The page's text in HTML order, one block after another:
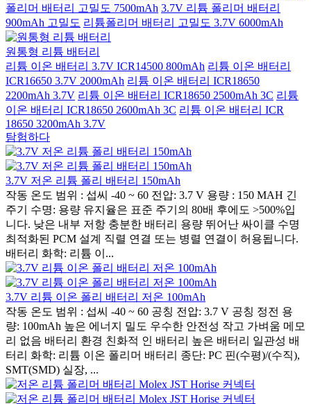
폴리머 배터리 고밀도 7500mAh 3.7V 리튬 폴리머 배터리
900mAh 고밀도 리튬폴리머 배터리 고밀도 3.7V 6000mAh
원통형 리튬 배터리
리튬 이온 배터리 3.7V ICR14500 800mAh 리튬 이온 배터리
ICR16650 3.7V 2000mAh 리튬 이온 배터리 ICR18650
2200mAh 3.7V 리튬 이온 배터리 ICR18650 2500mAh 3C 리튬
이온 배터리 ICR18650 2600mAh 3C 리튬 이온 배터리 ICR
18650 3200mAh 3.7V
탐험하다
3.7V 저온 리튬 폴리 배터리 150mAh
작동 온도 범위 : 섭씨 -40 ~ 60 전압: 3.7 V 용량 : 150 MAH 긴
주기 수명: 용량 유지율은 표준 주기의 80배 후에도 >500%입
니다. 낮은 내부 저항 충분한 배터리 용량 뛰어난 싸이클 수명
최적화된 PCM 설계 직렬 연결 또는 병렬 연결이 허용됩니다.
배터리 화학: 리튬 이...
3.7V 리튬 이온 폴리 배터리 저온 100mAh
작동 온도 범위 : 섭씨 -40 ~ 60 공칭 전압: 3.7 V 공칭 정전 용
량: 100mAh 높은 에너지 밀도 우수한 안전성 작고 가벼움 메모
리 없음 배터리 환경 친화적 인 배터리 높은 배터리 일관성 배
터리 화학: 리튬 이온 폴리머 배터리 종단: PC 핀(수평)/(수직),
SMT(SMD) 실장, ...